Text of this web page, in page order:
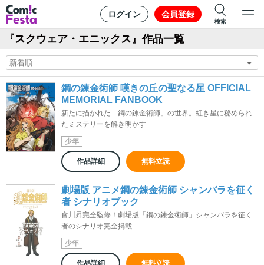
ログイン 会員登録
検索
『スクウェア・エニックス』作品一覧
鋼の錬金術師 嘆きの丘の聖なる星 OFFICIAL
MEMORIAL FANBOOK
新たに描かれた「鋼の錬金術師」の世界。紅き星に秘められ
たミステリーを解き明かす
少年
作品詳細 無料立読
劇場版 アニメ鋼の錬金術師 シャンバラを征く
者 シナリオブック
會川昇完全監修！劇場版「鋼の錬金術師」シャンバラを征く
者のシナリオ完全掲載
少年
作品詳細 無料立読